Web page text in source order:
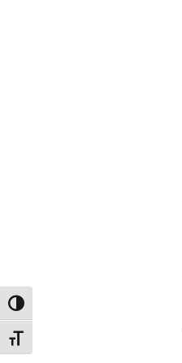
Toggle High Contrast
Toggle Font size